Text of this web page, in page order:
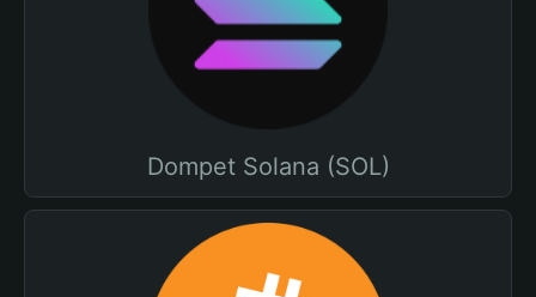
Dompet Solana (SOL)